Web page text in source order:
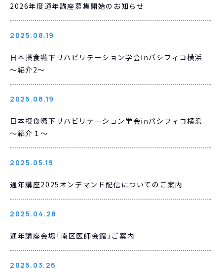
2026年度通年講座募集開始のお知らせ
2025.08.19
日本摂食嚥下リハビリテーション学会inパシフィコ横浜
～紹介2～
2025.08.19
日本摂食嚥下リハビリテーション学会inパシフィコ横浜
～紹介１～
2025.05.19
通年講座2025オンデマンド配信についてのご案内
2025.04.28
通年講座会場「南区医師会館」ご案内
2025.03.26